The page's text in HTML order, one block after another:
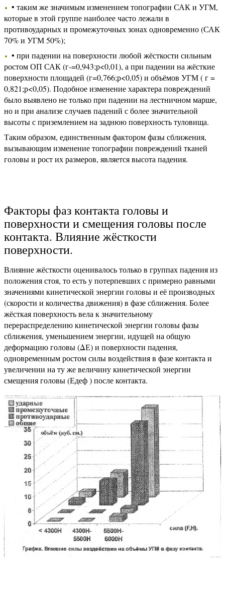
• таким же значимым изменением топографии САК и УГМ,
которые в этой группе наиболее часто лежали в
противоударных и промежуточных зонах одновременно (САК
70% и УГМ 50%);
• при падении на поверхности любой жёсткости сильным
ростом ОП САК (г-=0,943;р<0,01), а при падении на жёсткие
поверхности площадей (г=0,766;р<0,05) и объёмов УГМ ( г =
0,821;р<0,05). Подобное изменение характера повреждений
было выявлено не только при падении на лестничном марше,
но и при анализе случаев падений с более значительной
высоты с приземлением на заднюю поверхность туловища.
Таким образом, единственным фактором фазы сближения,
вызывающим изменение топографии повреждений тканей
головы и рост их размеров, является высота падения.
Факторы фаз контакта головы и
поверхности и смещения головы после
контакта. Влияние жёсткости
поверхности.
Влияние жёсткости оценивалось только в группах падения из
положения стоя, то есть у потерпевших с примерно равными
значениями кинетической энергии головы и её производных
(скорости и количества движения) в фазе сближения. Более
жёсткая поверхность вела к значительному
перераспределению кинетической энергии головы фазы
сближения, уменьшением энергии, идущей на общую
деформацию головы (ΔЕ) и поверхности падения,
одновременным ростом силы воздействия в фазе контакта и
увеличении на ту же величину кинетической энергии
смещения головы (Едеф ) после контакта.